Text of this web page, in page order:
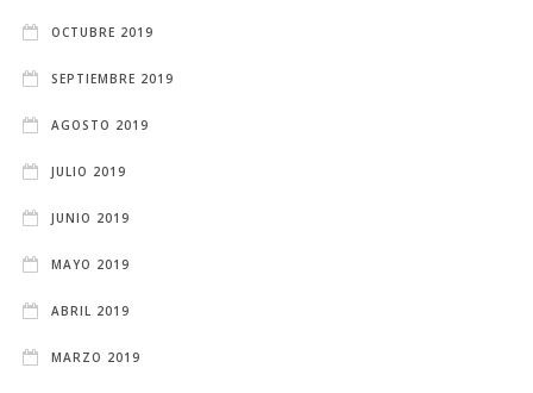
OCTUBRE 2019
SEPTIEMBRE 2019
AGOSTO 2019
JULIO 2019
JUNIO 2019
MAYO 2019
ABRIL 2019
MARZO 2019